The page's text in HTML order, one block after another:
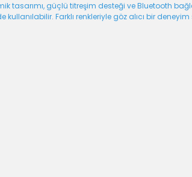
tasarımı, güçlü titreşim desteği ve Bluetooth
Farklı renkleriyle göz alıcı bir